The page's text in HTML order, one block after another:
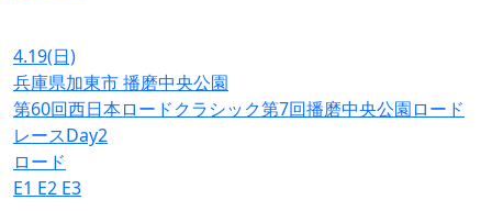
4.19(日)
兵庫県加東市 播磨中央公園
第60回西日本ロードクラシック第7回播磨中央公園ロード
レースDay2
ロード
E1 E2 E3